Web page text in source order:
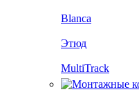
Blanca
Этюд
MultiTrack